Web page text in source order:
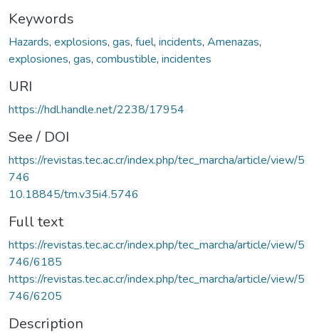
Keywords
Hazards, explosions, gas, fuel, incidents, Amenazas,
explosiones, gas, combustible, incidentes
URI
https://hdl.handle.net/2238/17954
See / DOI
https://revistas.tec.ac.cr/index.php/tec_marcha/article/view/5
746
10.18845/tm.v35i4.5746
Full text
https://revistas.tec.ac.cr/index.php/tec_marcha/article/view/5
746/6185
https://revistas.tec.ac.cr/index.php/tec_marcha/article/view/5
746/6205
Description